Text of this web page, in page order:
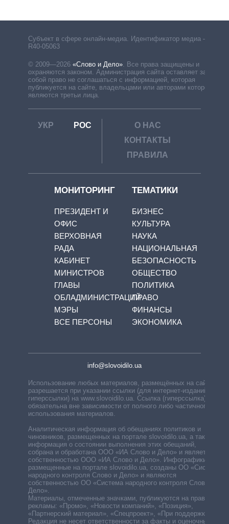
Субъект в сфере онлайн-медиа. Идентификатор медиа –
R40-05063
© 2009—2026 «Слово и Дело» Все права защищены и
охраняются законом. Администрация сайта оставляет за
собой право не соглашаться с информацией, которая
публикуется на сайте, владельцами или авторами которой
являются третьи лица.
УКР РОС
О НАС
КОНТАКТЫ
ПРАВИЛА
МОНИТОРИНГ
ПРЕЗИДЕНТ И
ОФИС
ВЕРХОВНАЯ
РАДА
КАБИНЕТ
МИНИСТРОВ
ГЛАВЫ
ОБЛАДМИНИСТРАЦИЙ
МЭРЫ
ВСЕ ПЕРСОНЫ
ТЕМАТИКИ
БИЗНЕС
КУЛЬТУРА
НАУКА
НАЦИОНАЛЬНАЯ
БЕЗОПАСНОСТЬ
ОБЩЕСТВО
ПОЛИТИКА
ПРАВО
ФИНАНСЫ
ЭКОНОМИКА
info@slovoidilo.ua
Использование любых материалов, размещённых на сайте,
разрешается при указании ссылки (для интернет-изданий —
гиперссылки) на www.slovoidilo.ua. Ссылка (гиперссылка)
обязательна вне зависимости от полного либо частичного
использования материалов.
Аналитическая информация об обещаниях политиков и
чиновников, размещенных на портале slovoidilo.ua, а также
информация о состоянии выполнения этих обещаний,
собрана и обработана ООО «ИА Слово и Дело» и является
собственностью ООО «ИА Слово и Дело». Инфографики,
размещенные на портале slovoidilo.ua, созданы ОО «Система
народного контроля Слово и Дело» и являются
собственностью ОО «Система народного контроля Слово и
Дело».
Материалы, отмеченные значками, публикуются на правах
рекламы: «Промо», «Новости компаний», «Позиция»,
«Партнерский материал», «Спецпроект», «При поддержке».
Редакция не несет ответственности за факты и оценочные